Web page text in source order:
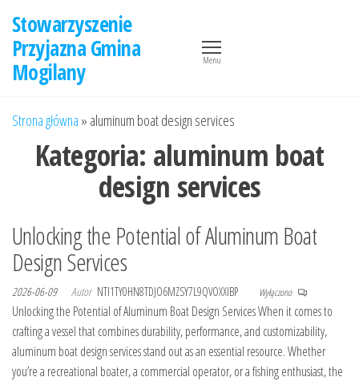
treści
Stowarzyszenie
Przyjazna Gmina
Mogilany
Menu
Strona główna » aluminum boat design services
Kategoria: aluminum boat
design services
Unlocking the Potential of Aluminum Boat
Design Services
2026-06-09 Autor NTI1TY0HN8TDJO6MZSY7L9QVOXXIBP Wyłączono
Unlocking the Potential of Aluminum Boat Design Services When it comes to
crafting a vessel that combines durability, performance, and customizability,
aluminum boat design services stand out as an essential resource. Whether
you’re a recreational boater, a commercial operator, or a fishing enthusiast, the